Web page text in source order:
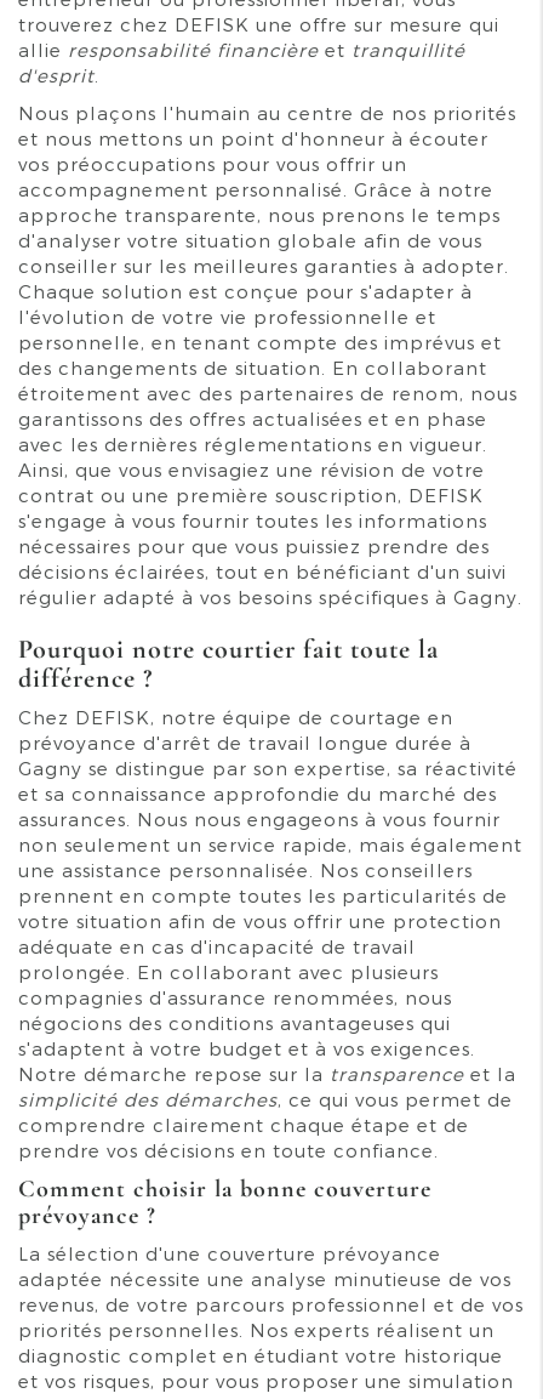
trouverez chez DEFISK une offre sur mesure qui
allie responsabilité financière et tranquillité
d'esprit.
Nous plaçons l'humain au centre de nos priorités
et nous mettons un point d'honneur à écouter
vos préoccupations pour vous offrir un
accompagnement personnalisé. Grâce à notre
approche transparente, nous prenons le temps
d'analyser votre situation globale afin de vous
conseiller sur les meilleures garanties à adopter.
Chaque solution est conçue pour s'adapter à
l'évolution de votre vie professionnelle et
personnelle, en tenant compte des imprévus et
des changements de situation. En collaborant
étroitement avec des partenaires de renom, nous
garantissons des offres actualisées et en phase
avec les dernières réglementations en vigueur.
Ainsi, que vous envisagiez une révision de votre
contrat ou une première souscription, DEFISK
s'engage à vous fournir toutes les informations
nécessaires pour que vous puissiez prendre des
décisions éclairées, tout en bénéficiant d'un suivi
régulier adapté à vos besoins spécifiques à Gagny.
Pourquoi notre courtier fait toute la
différence ?
Chez DEFISK, notre équipe de courtage en
prévoyance d'arrêt de travail longue durée à
Gagny se distingue par son expertise, sa réactivité
et sa connaissance approfondie du marché des
assurances. Nous nous engageons à vous fournir
non seulement un service rapide, mais également
une assistance personnalisée. Nos conseillers
prennent en compte toutes les particularités de
votre situation afin de vous offrir une protection
adéquate en cas d'incapacité de travail
prolongée. En collaborant avec plusieurs
compagnies d'assurance renommées, nous
négocions des conditions avantageuses qui
s'adaptent à votre budget et à vos exigences.
Notre démarche repose sur la transparence et la
simplicité des démarches, ce qui vous permet de
comprendre clairement chaque étape et de
prendre vos décisions en toute confiance.
Comment choisir la bonne couverture
prévoyance ?
La sélection d'une couverture prévoyance
adaptée nécessite une analyse minutieuse de vos
revenus, de votre parcours professionnel et de vos
priorités personnelles. Nos experts réalisent un
diagnostic complet en étudiant votre historique
et vos risques, pour vous proposer une simulation